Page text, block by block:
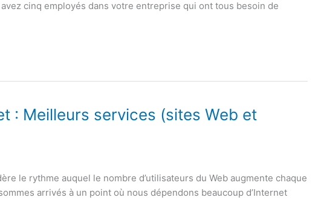
cinq employés dans votre entreprise qui ont tous besoin de
: Meilleurs services (sites Web et
le rythme auquel le nombre d’utilisateurs du Web augmente chaque
arrivés à un point où nous dépendons beaucoup d’Internet